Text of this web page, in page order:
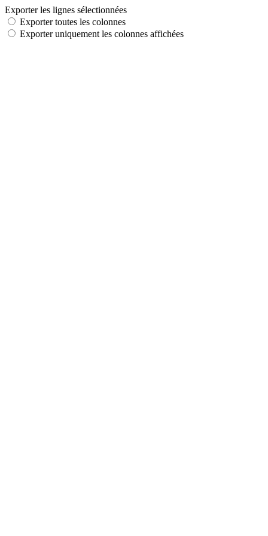
Exporter les lignes sélectionnées
Exporter toutes les colonnes
Exporter uniquement les colonnes affichées